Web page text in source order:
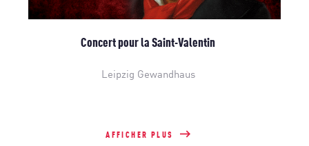
Concert pour la Saint-Valentin
Leipzig Gewandhaus
AFFICHER PLUS